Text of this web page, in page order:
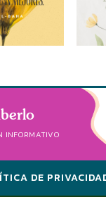
INFORMATIVO
DE